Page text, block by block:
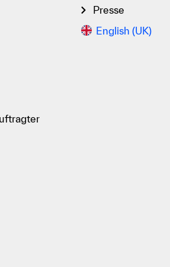
Presse
English (UK)